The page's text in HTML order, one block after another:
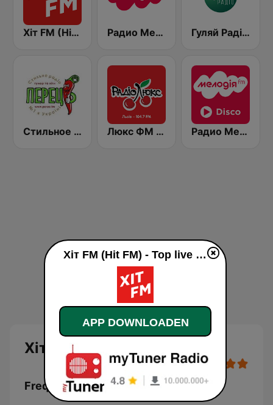
Хіт FM (Hit FM) - Ukr Радио Мелодия (Radio Melodia) Гуляй Радіо (Guliay Radio)
Стильное Радио - Перец ФМ (Stilnoe, perec fm) Люкс ФМ (Lux FM) Львів Радио Мелодия (Radio Melodia Disco)
Хіт FM (Hit FM) - Top
Frequenties Хіт FM (Hit FM) - Top:
Хіт FM (Hit FM) - Top live luisteren
APP DOWNLOADEN